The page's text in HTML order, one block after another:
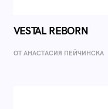
VESTAL REBORN
ОТ AНАСТАСИЯ ПЕЙЧИНСКА